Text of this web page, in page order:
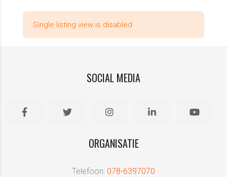
Single listing view is disabled
SOCIAL MEDIA
ORGANISATIE
Telefoon: 078-6397070